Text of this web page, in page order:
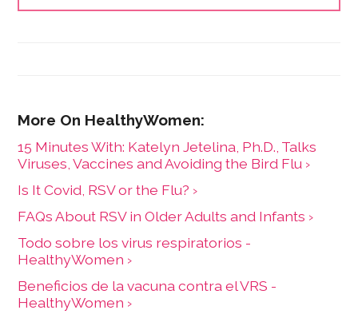
alma mater. Before going into freelance writing full-
15 Minutes With: Katelyn Jetelina, Ph.D., Talks
Viruses, Vaccines and Avoiding the Bird Flu ›
Is It Covid, RSV or the Flu? ›
FAQs About RSV in Older Adults and Infants ›
Todo sobre los virus respiratorios -
HealthyWomen ›
Beneficios de la vacuna contra el VRS -
HealthyWomen ›